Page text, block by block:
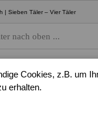
Cookies, z.B. um
erhalten.
| Sieben Täler – Vier Täler
nach oben ...
– Vier